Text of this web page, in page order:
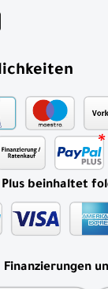
Plus beinhaltet
Finanzierungen